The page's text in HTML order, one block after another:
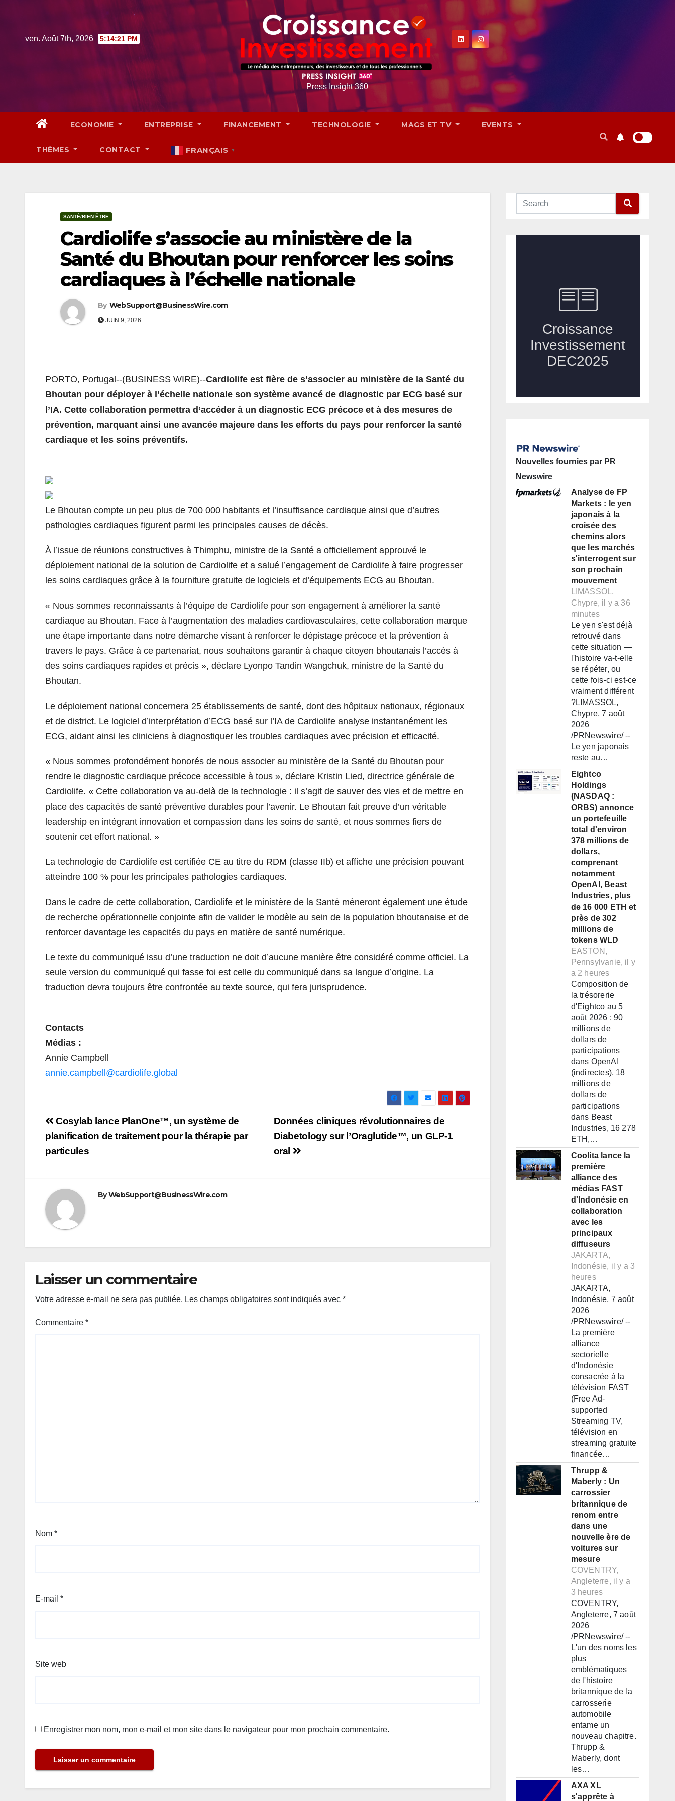
contentven. Août 7th, 2026 5:14:22 PM
Press Insight 360
ECONOMIE ENTREPRISE FINANCEMENT TECHNOLOGIE MAGS ET TV EVENTS
THÈMES CONTACT FRANÇAIS ▼
SANTÉ/BIEN ÊTRE
Cardiolife s’associe au ministère de la
Santé du Bhoutan pour renforcer les soins
cardiaques à l’échelle nationale
By WebSupport@BusinessWire.com
JUIN 9, 2026
PORTO, Portugal--(BUSINESS WIRE)--Cardiolife est fière de s’associer au ministère de la Santé du
Bhoutan pour déployer à l’échelle nationale son système avancé de diagnostic par ECG basé sur
l’IA. Cette collaboration permettra d’accéder à un diagnostic ECG précoce et à des mesures de
prévention, marquant ainsi une avancée majeure dans les efforts du pays pour renforcer la santé
cardiaque et les soins préventifs.
Le Bhoutan compte un peu plus de 700 000 habitants et l’insuffisance cardiaque ainsi que d’autres
pathologies cardiaques figurent parmi les principales causes de décès.
À l’issue de réunions constructives à Thimphu, ministre de la Santé a officiellement approuvé le
déploiement national de la solution de Cardiolife et a salué l’engagement de Cardiolife à faire progresser
les soins cardiaques grâce à la fourniture gratuite de logiciels et d’équipements ECG au Bhoutan.
« Nous sommes reconnaissants à l’équipe de Cardiolife pour son engagement à améliorer la santé
cardiaque au Bhoutan. Face à l’augmentation des maladies cardiovasculaires, cette collaboration marque
une étape importante dans notre démarche visant à renforcer le dépistage précoce et la prévention à
travers le pays. Grâce à ce partenariat, nous souhaitons garantir à chaque citoyen bhoutanais l’accès à
des soins cardiaques rapides et précis », déclare Lyonpo Tandin Wangchuk, ministre de la Santé du
Bhoutan.
Le déploiement national concernera 25 établissements de santé, dont des hôpitaux nationaux, régionaux
et de district. Le logiciel d’interprétation d’ECG basé sur l’IA de Cardiolife analyse instantanément les
ECG, aidant ainsi les cliniciens à diagnostiquer les troubles cardiaques avec précision et efficacité.
« Nous sommes profondément honorés de nous associer au ministère de la Santé du Bhoutan pour
rendre le diagnostic cardiaque précoce accessible à tous », déclare Kristin Lied, directrice générale de
Cardiolife. « Cette collaboration va au-delà de la technologie : il s’agit de sauver des vies et de mettre en
place des capacités de santé préventive durables pour l’avenir. Le Bhoutan fait preuve d’un véritable
leadership en intégrant innovation et compassion dans les soins de santé, et nous sommes fiers de
soutenir cet effort national. »
La technologie de Cardiolife est certifiée CE au titre du RDM (classe IIb) et affiche une précision pouvant
atteindre 100 % pour les principales pathologies cardiaques.
Dans le cadre de cette collaboration, Cardiolife et le ministère de la Santé mèneront également une étude
de recherche opérationnelle conjointe afin de valider le modèle au sein de la population bhoutanaise et de
renforcer davantage les capacités du pays en matière de santé numérique.
Le texte du communiqué issu d’une traduction ne doit d’aucune manière être considéré comme officiel. La
seule version du communiqué qui fasse foi est celle du communiqué dans sa langue d’origine. La
traduction devra toujours être confrontée au texte source, qui fera jurisprudence.
Contacts
Médias :
Annie Campbell
annie.campbell@cardiolife.global
Navigation
de
l’article
Données cliniques révolutionnaires de
Diabetology sur l’Oraglutide™, un GLP-1
oral
Cosylab lance PlanOne™, un système de
planification de traitement pour la thérapie par
particules
ByWebSupport@BusinessWire.com
Laisser un commentaire
Votre adresse e-mail ne sera pas publiée. Les champs obligatoires sont indiqués avec *
Commentaire *
Nom *
E-mail *
Site web
Enregistrer mon nom, mon e-mail et mon site dans le navigateur pour mon prochain commentaire.
Nouvelles fournies par PR
Newswire
Analyse de FP
Markets : le yen
japonais à la
croisée des
chemins alors
que les marchés
s'interrogent sur
son prochain
mouvement
LIMASSOL,
Chypre, il y a 36
minutes
Le yen s'est déjà
retrouvé dans
cette situation —
l'histoire va-t-elle
se répéter, ou
cette fois-ci est-ce
vraiment différent
?LIMASSOL,
Chypre, 7 août
2026
/PRNewswire/ --
Le yen japonais
reste au…
Eightco
Holdings
(NASDAQ :
ORBS) annonce
un portefeuille
total d'environ
378 millions de
dollars,
comprenant
notamment
OpenAI, Beast
Industries, plus
de 16 000 ETH et
près de 302
millions de
tokens WLD
EASTON,
Pennsylvanie, il y
a 2 heures
Composition de
la trésorerie
d'Eightco au 5
août 2026 : 90
millions de
dollars de
participations
dans OpenAI
(indirectes), 18
millions de
dollars de
participations
dans Beast
Industries, 16 278
ETH,…
Coolita lance la
première
alliance des
médias FAST
d'Indonésie en
collaboration
avec les
principaux
diffuseurs
JAKARTA,
Indonésie, il y a 3
heures
JAKARTA,
Indonésie, 7 août
2026
/PRNewswire/ --
La première
alliance
sectorielle
d'Indonésie
consacrée à la
télévision FAST
(Free Ad-
supported
Streaming TV,
télévision en
streaming gratuite
financée…
Thrupp &
Maberly : Un
carrossier
britannique de
renom entre
dans une
nouvelle ère de
voitures sur
mesure
COVENTRY,
Angleterre, il y a
3 heures
COVENTRY,
Angleterre, 7 août
2026
/PRNewswire/ --
L'un des noms les
plus
emblématiques
de l'histoire
britannique de la
carrosserie
automobile
entame un
nouveau chapitre.
Thrupp &
Maberly, dont
les…
AXA XL
s'apprête à